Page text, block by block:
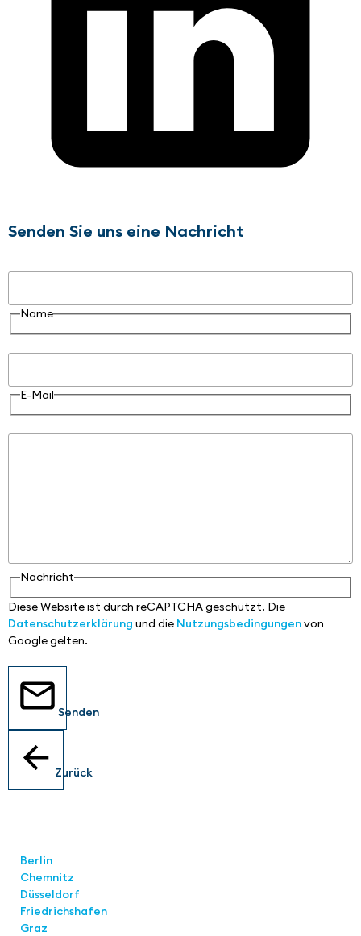
Senden Sie uns eine Nachricht
Name
E-Mail
Nachricht
Diese Website ist durch reCAPTCHA geschützt. Die
Datenschutzerklärung und die Nutzungsbedingungenvon
Google gelten.
Senden
Zurück
Berlin
Chemnitz
Düsseldorf
Friedrichshafen
Graz